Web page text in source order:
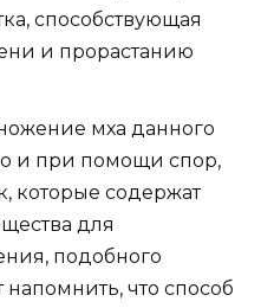
способствующая
и прорастанию
мха данного
и при помощи спор,
которые содержат
для
подобного
что способ